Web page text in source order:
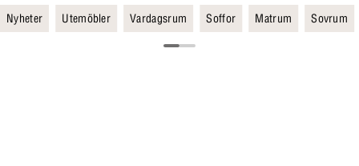
Nyheter Utemöbler Vardagsrum Soffor Matrum Sovrum